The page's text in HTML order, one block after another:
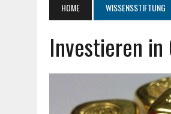
7. AUGUST 2018 | POLITISCHE
16. APRIL 2024
DIE ROLLE VON
HOME WISSENSSTIFTUNG
Investieren in